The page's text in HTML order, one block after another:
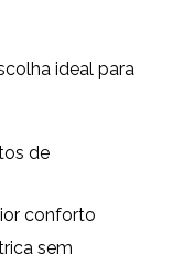
ideal para
de
conforto
sem